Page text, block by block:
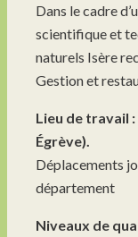
Dans le cadre
scientifique et
naturels Isère
Gestion et
Lieu de travail :
Égrève).
Déplacements
département
Niveaux de